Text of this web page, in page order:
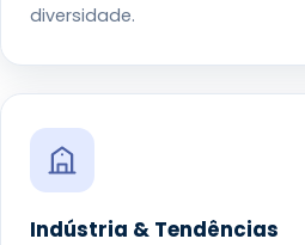
diversidade.
Indústria & Tendências